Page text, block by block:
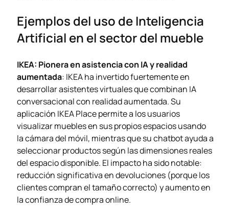
Ejemplos del uso de Inteligencia
Artificial en el sector del mueble
IKEA: Pionera en asistencia con IA y realidad
aumentada: IKEA ha invertido fuertemente en
desarrollar asistentes virtuales que combinan IA
conversacional con realidad aumentada. Su
aplicación IKEA Place permite a los usuarios
visualizar muebles en sus propios espacios usando
la cámara del móvil, mientras que su chatbot ayuda a
seleccionar productos según las dimensiones reales
del espacio disponible. El impacto ha sido notable:
reducción significativa en devoluciones (porque los
clientes compran el tamaño correcto) y aumento en
la confianza de compra online.